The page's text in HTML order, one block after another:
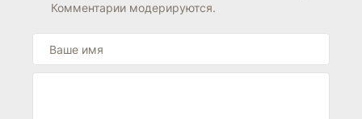
Комментарии модерируются.